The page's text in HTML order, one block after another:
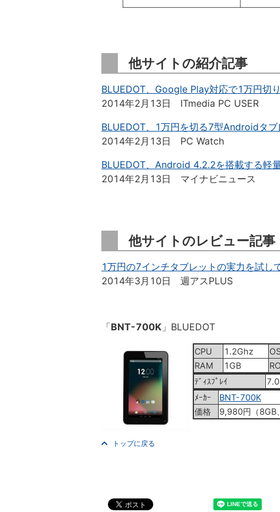
他サイトの紹介記事
BLUEDOT、Google Play対応で1万円切
2014年2月13日 ITmedia PC USER
BLUEDOT、1万円を切る7型Androidタブ
2014年2月13日 PC Watch
BLUEDOT、Android 4.2.2を搭載する軽
2014年2月13日 マイナビニュース
他サイトのレビュー記事
1万円の7インチタブレットの実力を試し
2014年3月10日 週アスPLUS
「BNT-700K 」BLUEDOT
CPU 1.2Ghz
RAM
1GB
ﾃﾞｨｽﾌﾟﾚｲ
7.0
ﾒｰｶｰ
BNT-700K
価格
9,980円（8GB
トップに戻る